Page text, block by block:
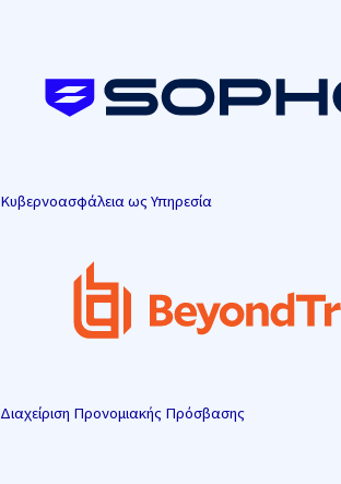
Κυβερνοασφάλεια ως Υπηρεσία
Διαχείριση Προνομιακής Πρόσβασης